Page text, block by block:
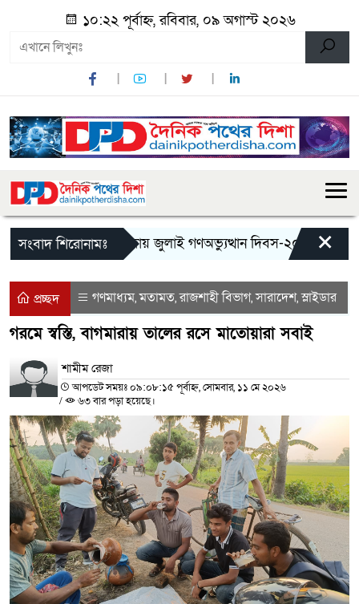
১০:২২ পূর্বাহ্ন, রবিবার, ০৯ অগাস্ট ২০২৬
সংবাদ শিরোনামঃমান্দায় জুলাই গণঅভ্যুত্থান দিবস-২০২৬ উপলক্ষে
×
প্রচ্ছদ গণমাধ্যম,মতামত,রাজশাহী বিভাগ,সারাদেশ,স্লাইডার
গরমে স্বস্তি, বাগমারায় তালের রসে মাতোয়ারা সবাই
শামীম রেজা
আপডেট সময়ঃ ০৯:০৮:১৫ পূর্বাহ্ন, সোমবার, ১১ মে ২০২৬
/
৬৩ বার পড়া হয়েছে।